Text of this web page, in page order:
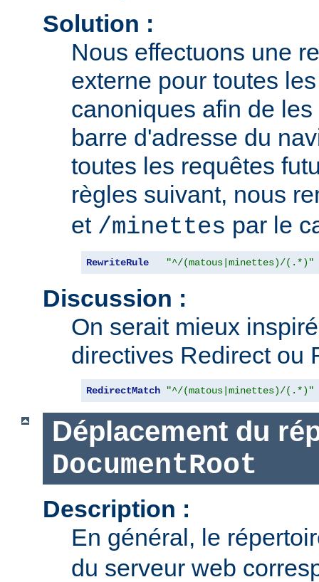
Solution :
Nous effectuons une
externe pour toutes
canoniques afin de
barre d'adresse du
toutes les requêtes
règles suivant, nous
et /minettes par le
RewriteRule "^/(matous|minettes)/(.*)"
Discussion :
On serait mieux
directives Redirect ou
RedirectMatch "^/(matous|minettes)/(.*)"
Déplacement du
DocumentRoot
Description :
En général, le
du serveur web